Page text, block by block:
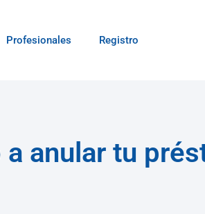
Profesionales Registro
anular tu